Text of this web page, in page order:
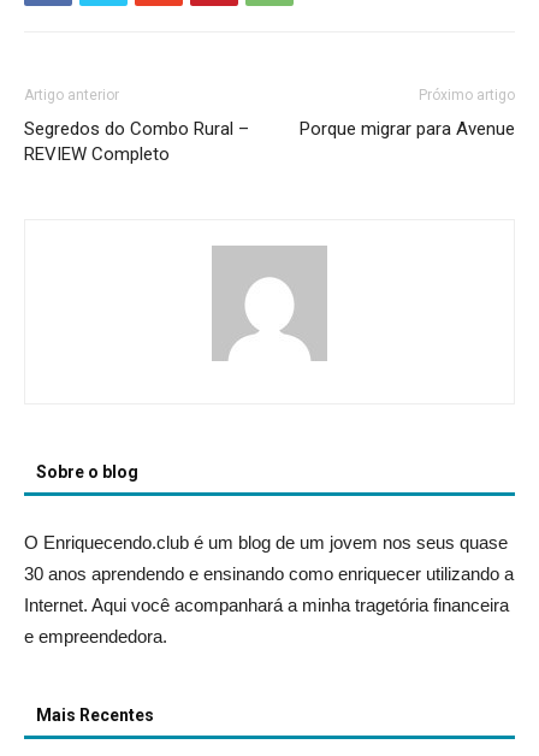
Artigo anterior
Segredos do Combo Rural –
REVIEW Completo
Próximo artigo
Porque migrar para Avenue
Sobre o blog
O Enriquecendo.club é um blog de um jovem nos seus quase
30 anos aprendendo e ensinando como enriquecer utilizando a
Internet. Aqui você acompanhará a minha tragetória financeira
e empreendedora.
Mais Recentes